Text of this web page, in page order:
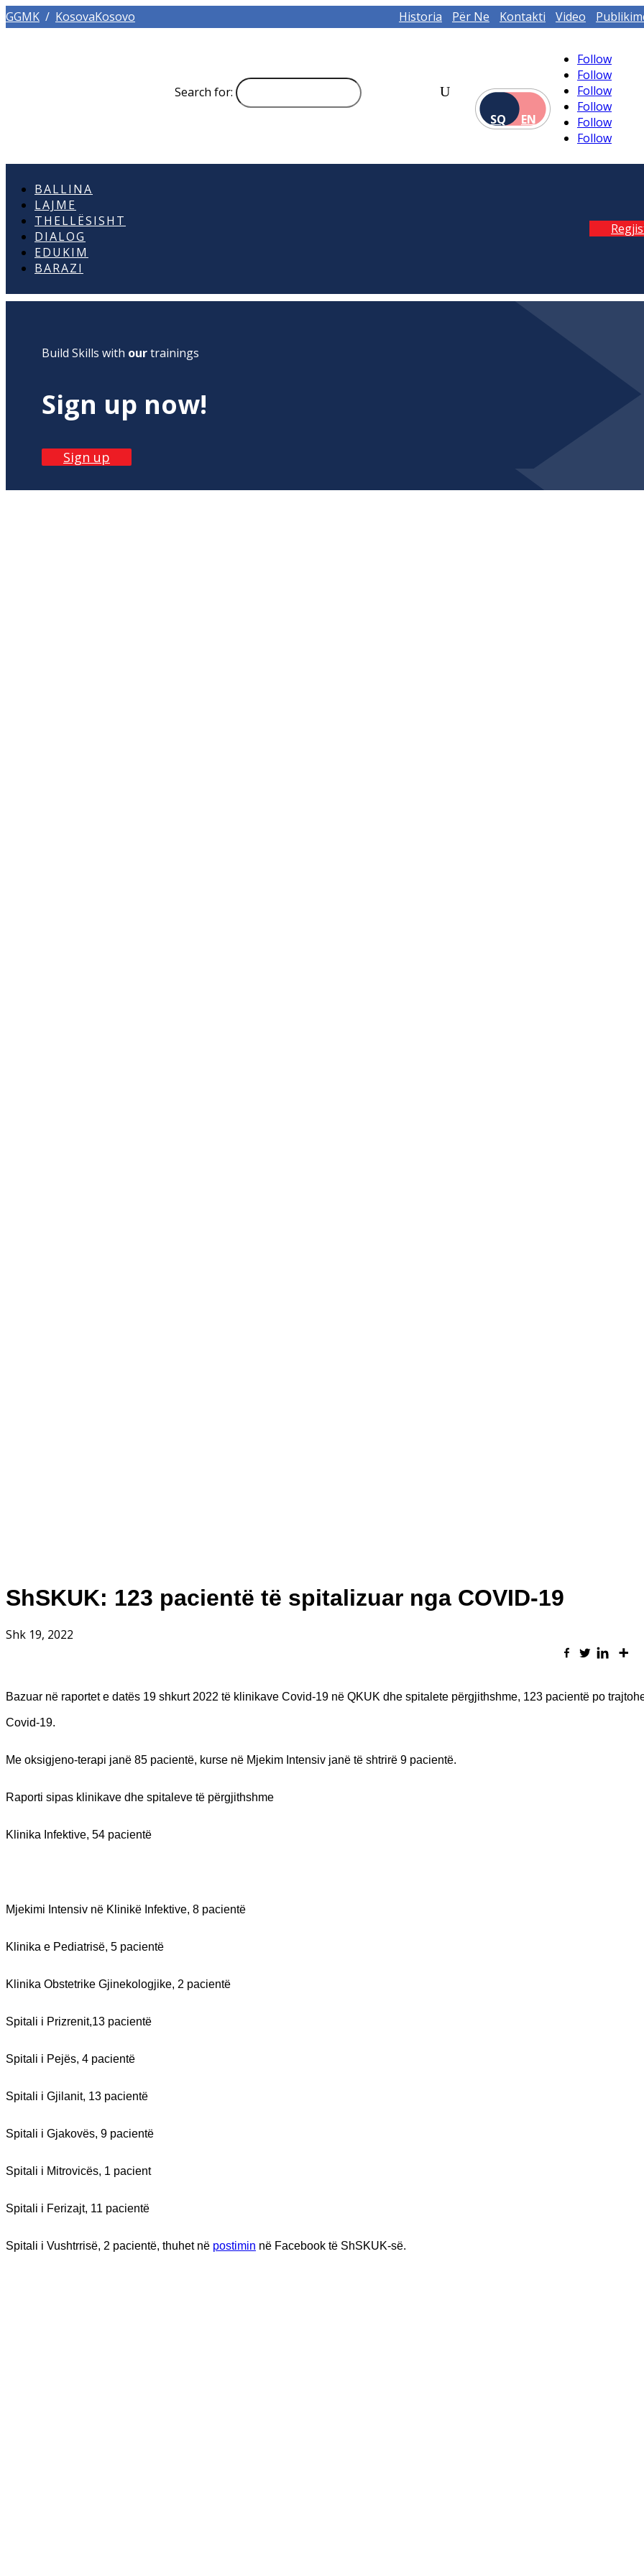
GGMK / KosovaKosovo Historia Për Ne Kontakti Video
Search for:
SQ
EN
Follow
Follow
Follow
Follow
Follow
Follow
BALLINA
LAJME
THELLËSISHT
DIALOG
EDUKIM
BARAZI
Build Skills with ourtrainings
Sign up now!
Sign up
ShSKUK: 123 pacientë të spitalizuar nga COVID-19
Shk 19, 2022
Bazuar në raportet e datës 19 shkurt 2022 të klinikave Covid-19 në QKUK dhe spitalete përgjithshme, 123 pacientë po
Covid-19.
Me oksigjeno-terapi janë 85 pacientë, kurse në Mjekim Intensiv janë të shtrirë 9 pacientë.
Raporti sipas klinikave dhe spitaleve të përgjithshme
Klinika Infektive, 54 pacientë
Mjekimi Intensiv në Klinikë Infektive, 8 pacientë
Klinika e Pediatrisë, 5 pacientë
Klinika Obstetrike Gjinekologjike, 2 pacientë
Spitali i Prizrenit,13 pacientë
Spitali i Pejës, 4 pacientë
Spitali i Gjilanit, 13 pacientë
Spitali i Gjakovës, 9 pacientë
Spitali i Mitrovicës, 1 pacient
Spitali i Ferizajt, 11 pacientë
Spitali i Vushtrrisë, 2 pacientë, thuhet në postimin në Facebook të ShSKUK-së.